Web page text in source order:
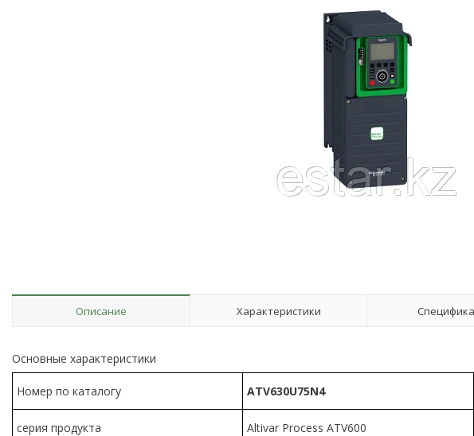
Описание Характеристики
Основные характеристики
Номер по каталогу ATV630U75N4
серия продукта Altivar Process ATV600